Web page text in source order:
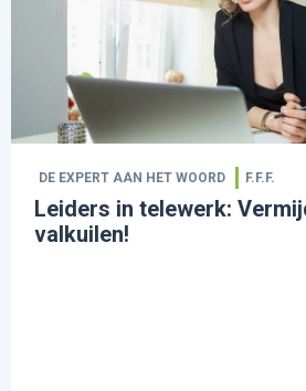
DE EXPERT AAN HET WOORD F.F.F.
Leiders in telewerk:
valkuilen!